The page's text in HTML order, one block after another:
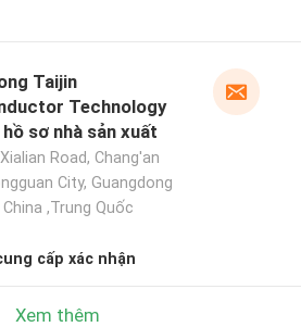
Taijin
Technology
sơ nhà sản xuất
Road, Chang'an
City, Guangdong
,Trung Quốc
cấp xác nhận
Xem thêm